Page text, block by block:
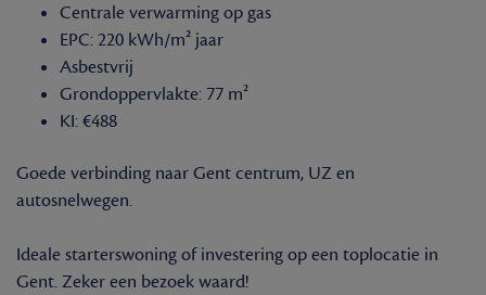
Centrale verwarming op gas
EPC: 220 kWh/m² jaar
Asbestvrij
Grondoppervlakte: 77 m²
KI: €488
Goede verbinding naar Gent centrum, UZ en
autosnelwegen.
Ideale starterswoning of investering op een toplocatie in
Gent. Zeker een bezoek waard!